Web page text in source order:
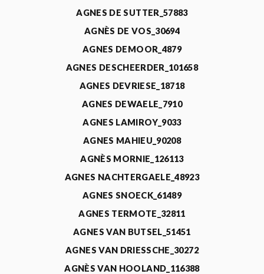
AGNES DE SUTTER_57883
AGNÈS DE VOS_30694
AGNES DEMOOR_4879
AGNES DESCHEERDER_101658
AGNES DEVRIESE_18718
AGNES DEWAELE_7910
AGNES LAMIROY_9033
AGNES MAHIEU_90208
AGNÈS MORNIE_126113
AGNES NACHTERGAELE_48923
AGNES SNOECK_61489
AGNES TERMOTE_32811
AGNES VAN BUTSEL_51451
AGNES VAN DRIESSCHE_30272
AGNÈS VAN HOOLAND_116388